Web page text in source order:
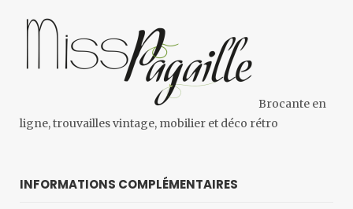
Brocante en
ligne, trouvailles vintage, mobilier et déco rétro
INFORMATIONS COMPLÉMENTAIRES